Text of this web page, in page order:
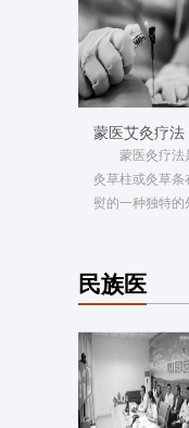
蒙医艾灸疗法
蒙医灸疗法
灸草柱或灸草条
熨的一种独特的
民族医